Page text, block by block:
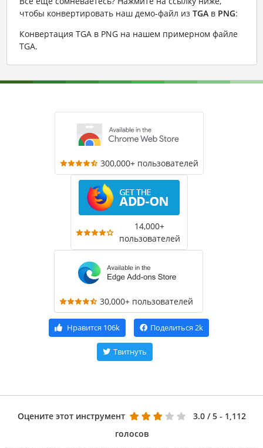
чтобы конвертировать наш демо-файл из TGAв PNG:
Конвертация TGA в PNG на нашем примерном файле
TGA.
300,000+ пользователей
14,000+
пользователей
30,000+ пользователей
Нравится 106k Поделиться 2k
Твитнуть
Оцените этот инструмент 3.0 / 5 - 1,112
голосов